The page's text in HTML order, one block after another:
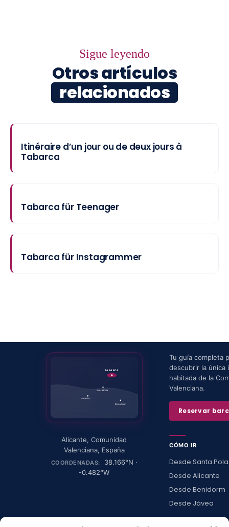
Sigue leyendo
Otros artículos
relacionados
Itinéraire d’un jour ou de deux jours à
Tabarca
Tabarca für Teenager
Tabarca für Instagrammer
TABARCA
Santa Pola
Alicante
Benidorm
Alicante,Comunidad
Valenciana, España
COORDENADAS: 38.166°N ·
-0.482°W
Tu guía completa
descubrir la única
habitada de la
Valenciana.
Reservar
CÓMO IR
Desde Santa Pola
Desde Alicante
Desde Benidorm
Desde Jávea